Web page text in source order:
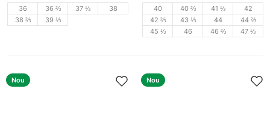
36 36 ⅔ 37 ⅓
38
38 ⅔
39 ⅓
40 40 ⅔ 41 ⅓
42
42 ⅔
43 ⅓ 44
44 ⅔
45 ⅓
46 46 ⅔ 47 ⅓
Nou Nou